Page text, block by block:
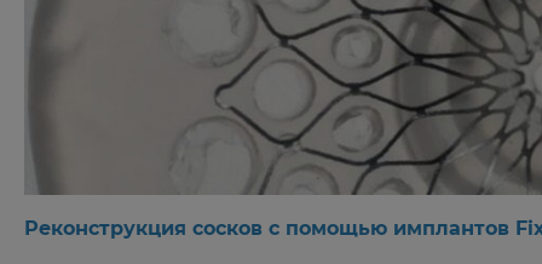
Реконструкция сосков с помощью имплантов